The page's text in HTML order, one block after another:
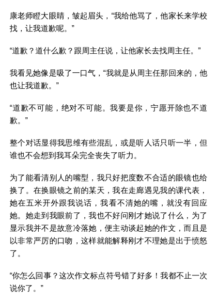
康老师瞪大眼睛，皱起眉头，“我给他骂了，他家长来学校
找，让我道歉呢。”
“道歉？道什么歉？跟周主任说，让他家长去找周主任。”
我看见她像是吸了一口气，“我就是从周主任那回来的，他
也让我道歉。”
“道歉不可能，绝对不可能。我要是你，宁愿开除也不道
歉。”
整个对话显得我思维有些混乱，或是听人话只听一半，但
谁也不会想到我耳朵完全丧失了听力。
为了能看清别人的嘴型，我只好把度数不合适的眼镜也给
换了。在换眼镜之前的某天，我在走廊遇见我的课代表，
她在五米开外跟我说话，我看不清她的嘴，就没有回应
她。她走到我眼前了，我也不好问刚才她说了什么，为了
显示我并不是故意冷落她，便主动谈起她的作文，而且是
以非常严厉的口吻，这样就能解释刚才不理她是出于愤怒
了。
“你怎么回事？这次作文标点符号错了好多！我都不止一次
说你了。”